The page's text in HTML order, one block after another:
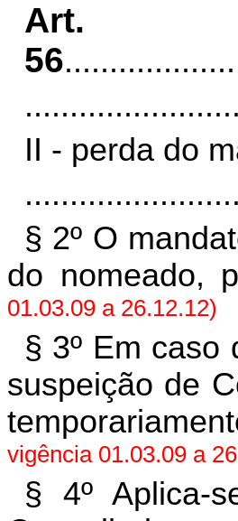
Art.
56
II - perda do
§ 2º O
do nomeado,
01.03.09 a 26.12.12)
§ 3º Em caso
suspeição de
vigência 01.03.09 a
§ 4º Aplica-